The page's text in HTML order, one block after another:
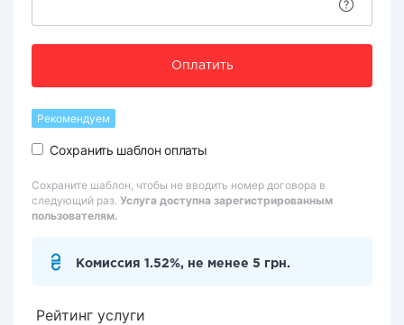
Оплатить
Рекомендуем
Сохранить шаблон оплаты
Сохраните шаблон, чтобы не вводить номер договора в
следующий раз. Услуга доступна зарегистрированным
пользователям.
Комиссия 1.52%, не менее 5 грн.
Рейтинг услуги